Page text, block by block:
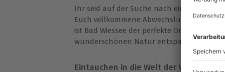
Ihr seid auf der Suche nach einem
Euch willkommene Abwechslung bringt
ist Bad Wiessee der perfekte Ort für Euch!
wunderschönen Natur entspannen und
Eintauchen in die Welt der Wellness